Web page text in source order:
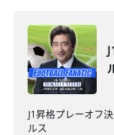
J1昇格プレーオ
ルス